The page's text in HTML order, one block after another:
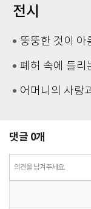
전시
뚱뚱한 것이 아
폐허 속에 들리
어머니의 사랑
댓글 0개
의견을 남겨주세요.